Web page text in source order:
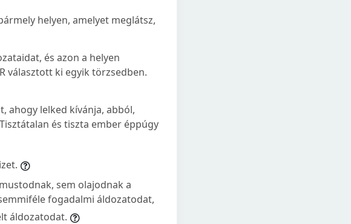
helyen, amelyet meglátsz,
és azon a helyen
választott ki egyik törzsedben.
ahogy lelked kívánja, abból,
és tiszta ember éppúgy
sem olajodnak a
fogadalmi áldozatodat,
áldozatodat.